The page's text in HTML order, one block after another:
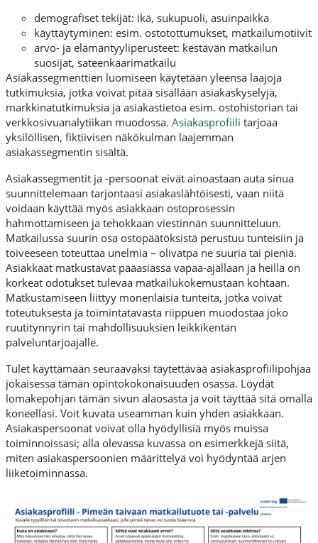
demografiset tekijät: ikä, sukupuoli, asuinpaikka
käyttäytyminen: esim. ostotottumukset, matkailumotiivit
arvo- ja elämäntyyliperusteet: kestävän matkailun
suosijat, sateenkaarimatkailu
Asiakassegmenttien luomiseen käytetään yleensä laajoja
tutkimuksia, jotka voivat pitää sisällään asiakaskyselyjä,
markkinatutkimuksia ja asiakastietoa esim. ostohistorian tai
verkkosivuanalytiikan muodossa. Asiakasprofiili tarjoaa
yksilöllisen, fiktiivisen näkökulman laajemman
asiakassegmentin sisältä.
Asiakassegmentit ja -persoonat eivät ainoastaan auta sinua
suunnittelemaan tarjontaasi asiakaslähtöisesti, vaan niitä
voidaan käyttää myös asiakkaan ostoprosessin
hahmottamiseen ja tehokkaan viestinnän suunnitteluun.
Matkailussa suurin osa ostopäätöksistä perustuu tunteisiin ja
toiveeseen toteuttaa unelmia – olivatpa ne suuria tai pieniä.
Asiakkaat matkustavat pääasiassa vapaa-ajallaan ja heillä on
korkeat odotukset tulevaa matkailukokemustaan kohtaan.
Matkustamiseen liittyy monenlaisia tunteita, jotka voivat
toteutuksesta ja toimintatavasta riippuen muodostaa joko
ruutitynnyrin tai mahdollisuuksien leikkikentän
palveluntarjoajalle.
Tulet käyttämään seuraavaksi täytettävää asiakasprofiilipohjaa
jokaisessa tämän opintokokonaisuuden osassa. Löydät
lomakepohjan tämän sivun alaosasta ja voit täyttää sitä omalla
koneellasi. Voit kuvata useamman kuin yhden asiakkaan.
Asiakaspersoonat voivat olla hyödyllisiä myös muissa
toiminnoissasi; alla olevassa kuvassa on esimerkkejä siitä,
miten asiakaspersoonien määrittelyä voi hyödyntää arjen
liiketoiminnassa.